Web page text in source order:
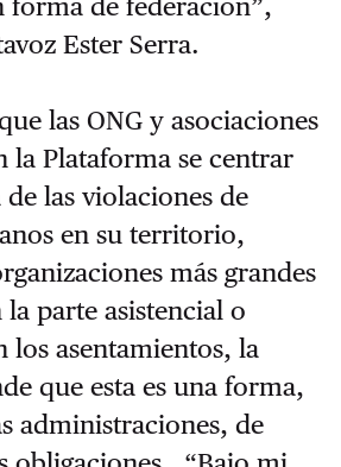
Ester Serra.
las ONG y asociaciones
la Plataforma se centrar
las violaciones de
en su territorio,
más grandes
parte asistencial o
los asentamientos, la
que esta es una forma,
administraciones, de